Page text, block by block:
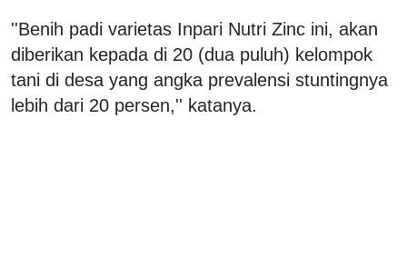
''Benih padi varietas Inpari Nutri Zinc ini, akan
diberikan kepada di 20 (dua puluh) kelompok
tani di desa yang angka prevalensi stuntingnya
lebih dari 20 persen,'' katanya.